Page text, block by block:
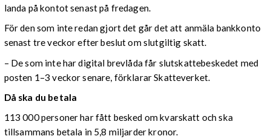
landa på kontot senast på fredagen.
För den som inte redan gjort det går det att anmäla bankkonto
senast tre veckor efter beslut om slutgiltig skatt.
– De som inte har digital brevlåda får slutskattebeskedet med
posten 1–3 veckor senare, förklarar Skatteverket.
Då ska du betala
113 000 personer har fått besked om kvarskatt och ska
tillsammans betala in 5,8 miljarder kronor.